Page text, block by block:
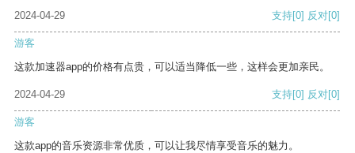
2024-04-29
支持[0] 反对[0]
游客
这款加速器app的价格有点贵，可以适当降低一些，这样会更加亲民。
2024-04-29 支持[0] 反对[0]
游客
这款app的音乐资源非常优质，可以让我尽情享受音乐的魅力。